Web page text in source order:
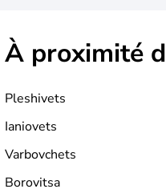
À proximité
Pleshivets
Ianiovets
Varbovchets
Borovitsa